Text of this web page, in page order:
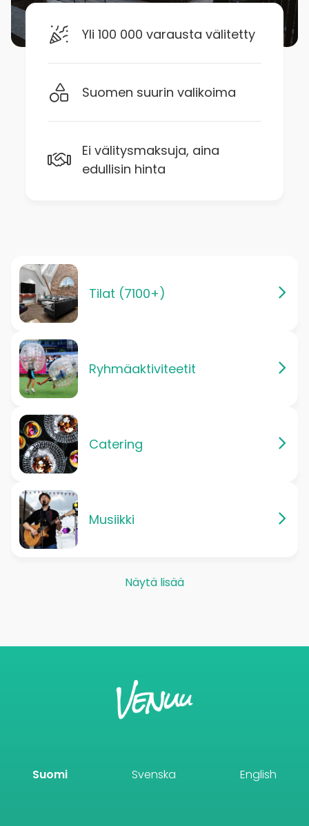
Yli 100 000 varausta välitetty
Suomen suurin valikoima
Ei välitysmaksuja, aina
edullisin hinta
Tilat (7100+)
Ryhmäaktiviteetit
Catering
Musiikki
Näytä lisää
Suomi Svenska English